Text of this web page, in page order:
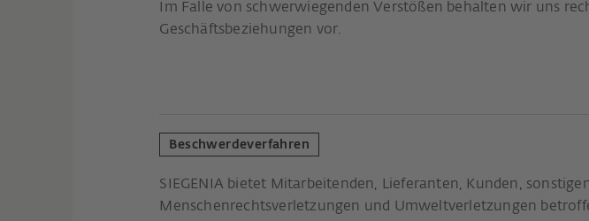
Im Falle von schwerwiegenden Verstößen behalten wir uns
Geschäftsbeziehungen vor.
Beschwerdeverfahren
SIEGENIA bietet Mitarbeitenden, Lieferanten, Kunden,
Menschenrechtsverletzungen und Umweltverletzungen